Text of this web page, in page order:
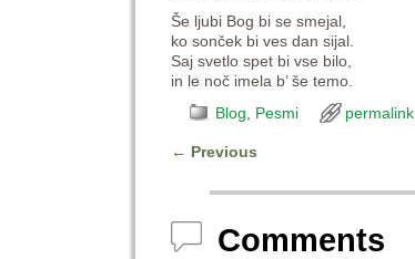
Še ljubi Bog bi se smejal,
ko sonček bi ves dan sijal.
Saj svetlo spet bi vse bilo,
in le noč imela b’ še temo.
Blog, Pesmi permalink
← Previous
Comments